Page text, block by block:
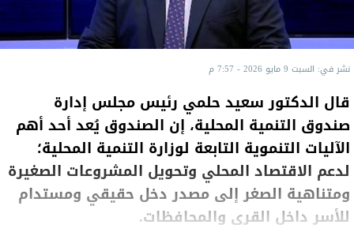
نشر في: السبت 9 مايو 2026 - 7:57 م
قال الدكتور سعيد حلمي رئيس مجلس إدارة
صندوق التنمية المحلية، إن الصندوق يُعد أحد أهم
الآليات التنموية التابعة لوزارة التنمية المحلية؛
لدعم الاقتصاد المحلي وتحويل المشروعات الصغيرة
ومتناهية الصغر إلى مصدر دخل حقيقي ومستدام
للأسر داخل القرى والمحافظات.